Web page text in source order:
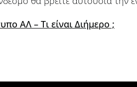
ΑΛ – Τι είναι Διήμερο ;